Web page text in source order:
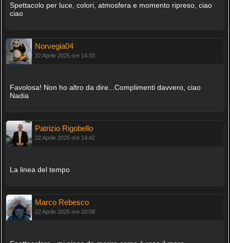
Spettacolo per luce, colori, atmosfera e momento ripreso, ciao
ciao
Norvegia04
22 Aprile 2025 ore 14:33
Favolosa! Non ho altro da dire...Complimenti davvero, ciao
Nadia
Patrizio Rigobello
22 Aprile 2025 ore 14:42
La linea del tempo
Marco Rebesco
22 Aprile 2025 ore 20:08